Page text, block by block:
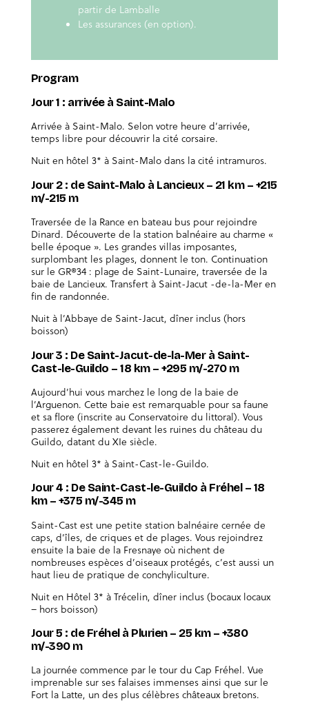
partir de Lamballe
Les assurances (en option).
Program
Jour 1 : arrivée à Saint-Malo
Arrivée à Saint-Malo. Selon votre heure d’arrivée,
temps libre pour découvrir la cité corsaire.
Nuit en hôtel 3* à Saint-Malo dans la cité intramuros.
Jour 2 : de Saint-Malo à Lancieux – 21 km – +215
m/-215 m
Traversée de la Rance en bateau bus pour rejoindre
Dinard. Découverte de la station balnéaire au charme «
belle époque ». Les grandes villas imposantes,
surplombant les plages, donnent le ton. Continuation
sur le GR®34 : plage de Saint-Lunaire, traversée de la
baie de Lancieux. Transfert à Saint-Jacut -de-la-Mer en
fin de randonnée.
Nuit à l’Abbaye de Saint-Jacut, dîner inclus (hors
boisson)
Jour 3 : De Saint-Jacut-de-la-Mer à Saint-
Cast-le-Guildo – 18 km – +295 m/-270 m
Aujourd’hui vous marchez le long de la baie de
l’Arguenon. Cette baie est remarquable pour sa faune
et sa flore (inscrite au Conservatoire du littoral). Vous
passerez également devant les ruines du château du
Guildo, datant du XIe siècle.
Nuit en hôtel 3* à Saint-Cast-le-Guildo.
Jour 4 : De Saint-Cast-le-Guildo à Fréhel – 18
km – +375 m/-345 m
Saint-Cast est une petite station balnéaire cernée de
caps, d’îles, de criques et de plages. Vous rejoindrez
ensuite la baie de la Fresnaye où nichent de
nombreuses espèces d’oiseaux protégés, c’est aussi un
haut lieu de pratique de conchyliculture.
Nuit en Hôtel 3* à Trécelin, dîner inclus (bocaux locaux
– hors boisson)
Jour 5 : de Fréhel à Plurien – 25 km – +380
m/-390 m
La journée commence par le tour du Cap Fréhel. Vue
imprenable sur ses falaises immenses ainsi que sur le
Fort la Latte, un des plus célèbres châteaux bretons.